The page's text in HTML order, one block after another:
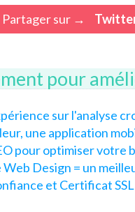
Partager sur →
pour
sur l'analyse
une application
pour optimiser votre
Web Design = un
et Certificat